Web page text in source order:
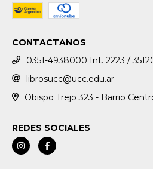
CONTACTANOS
0351-4938000 Int. 2223 /
librosucc@ucc.edu.ar
Obispo Trejo 323 - Barrio
REDES SOCIALES